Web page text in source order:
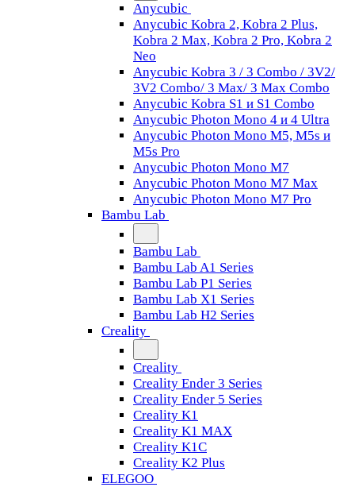
Anycubic
Anycubic Kobra 2, Kobra 2 Plus,
Kobra 2 Max, Kobra 2 Pro, Kobra 2
Neo
Anycubic Kobra 3 / 3 Combo / 3V2/
3V2 Combo/ 3 Max/ 3 Max Combo
Anycubic Kobra S1 и S1 Combo
Anycubic Photon Mono 4 и 4 Ultra
Anycubic Photon Mono M5, M5s и
M5s Pro
Anycubic Photon Mono M7
Anycubic Photon Mono M7 Max
Anycubic Photon Mono M7 Pro
Bambu Lab
Bambu Lab
Bambu Lab A1 Series
Bambu Lab P1 Series
Bambu Lab X1 Series
Bambu Lab H2 Series
Creality
Creality
Creality Ender 3 Series
Creality Ender 5 Series
Creality K1
Creality K1 MAX
Creality K1C
Creality K2 Plus
ELEGOO